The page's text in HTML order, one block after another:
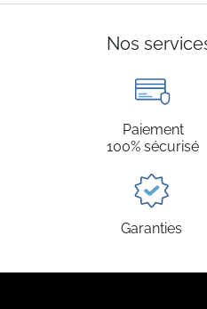
Nos
Paiement
100% sécurisé
Garanties